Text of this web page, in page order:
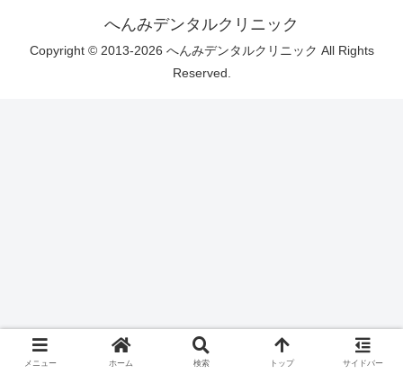
へんみデンタルクリニック
Copyright © 2013-2026 へんみデンタルクリニック All Rights
Reserved.
メニュー ホーム 検索 トップ サイドバー